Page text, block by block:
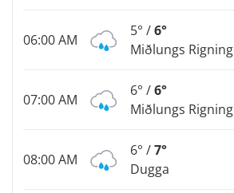
06:00 AM
5° /6°
Miðlungs Rigning
07:00 AM
6° /6°
Miðlungs Rigning
08:00 AM
6° /7°
Dugga